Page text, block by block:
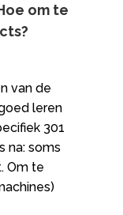
om te
van de
leren
301
na: soms
Om te